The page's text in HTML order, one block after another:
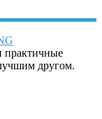
практичные
другом.